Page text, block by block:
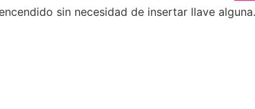
sin necesidad de insertar llave alguna.